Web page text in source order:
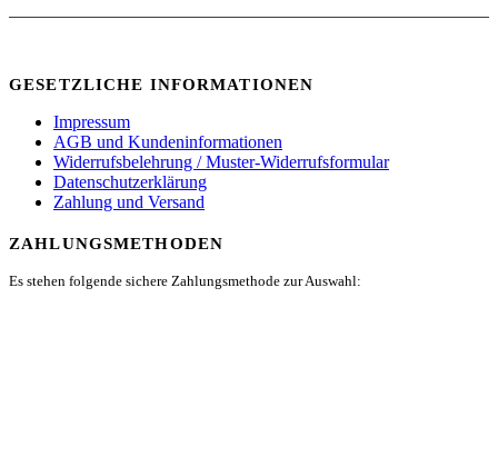
GESETZLICHE INFORMATIONEN
Impressum
AGB und Kundeninformationen
Widerrufsbelehrung / Muster-Widerrufsformular
Datenschutzerklärung
Zahlung und Versand
ZAHLUNGSMETHODEN
Es stehen folgende sichere Zahlungsmethode zur Auswahl: